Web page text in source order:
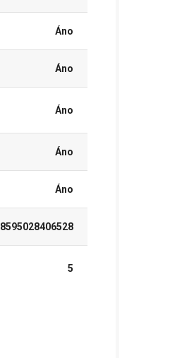
Áno
Áno
Áno
Áno
Áno
8595028406528
5